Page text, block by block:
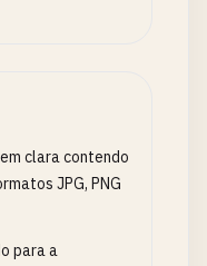
clara contendo
JPG, PNG
para a